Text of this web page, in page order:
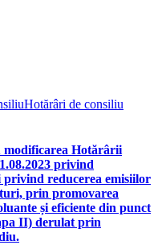
Hotărâri de consiliu
modificarea Hotărârii
privind
reducerea emisiilor
prin promovarea
și eficiente din punct
II) derulat prin